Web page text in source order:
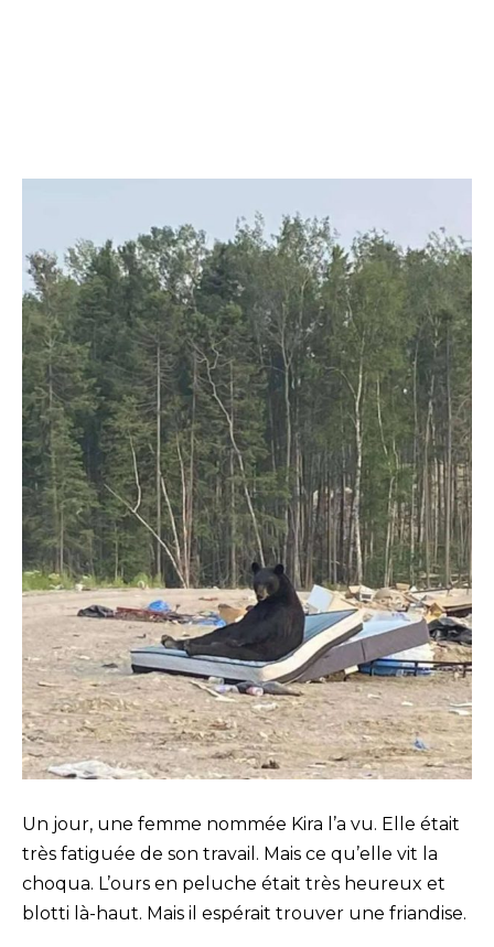
Un jour, une femme nommée Kira l’a vu. Elle était
très fatiguée de son travail. Mais ce qu’elle vit la
choqua. L’ours en peluche était très heureux et
blotti là-haut. Mais il espérait trouver une friandise.